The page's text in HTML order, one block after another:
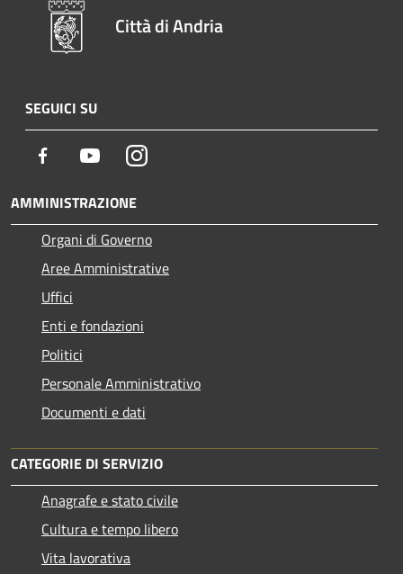
Città di Andria
SEGUICI SU
Facebook YoutubeInstagram
AMMINISTRAZIONE
Organi di Governo
Aree Amministrative
Uffici
Enti e fondazioni
Politici
Personale Amministrativo
Documenti e dati
CATEGORIE DI SERVIZIO
Anagrafe e stato civile
Cultura e tempo libero
Vita lavorativa